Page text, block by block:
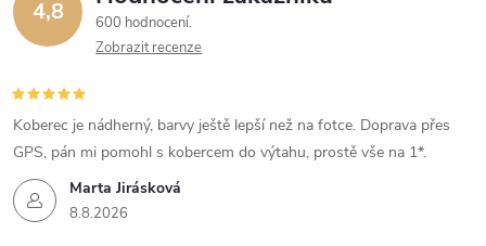
4,8
600 hodnocení
Zobrazit recenze
Marta Jirásková
8.8.2026
Koberec je nádherný, barvy ještě lepší než na fotce. Doprava přes
GPS, pán mi pomohl s kobercem do výtahu, prostě vše na 1*.